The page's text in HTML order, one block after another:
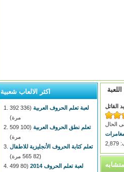
القاتل
الحال
اكثر الالعاب شعبية
لعبة تعلم الحروف العربية
(336 392
مرة)
تعلم نطق الحروف العربية
(100 509
مرة)
تعلم كتابة الحروف الأنجليزية للاطفال
(82 565 مرة)
لعبة تعلم الحروف 2014
(80 499